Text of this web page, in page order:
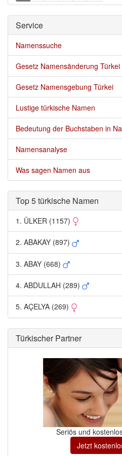
Service
Namenssuche
Gesetz Namensänderung Türkei
Gesetz Namensgebung Türkei
Lustige türkische Namen
Bedeutung der Buchstaben in
Namensanalyse
Was sagen Namen aus
Top 5 türkische Namen
1. ÜLKER (1157)
2. ABAKAY (897)
3. ABAY (668)
4. ABDULLAH (289)
5. AÇELYA (269)
Türkischer Partner
Seriös und
Jetzt